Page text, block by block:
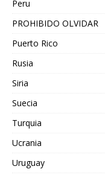
Peru
PROHIBIDO OLVIDAR
Puerto Rico
Rusia
Siria
Suecia
Turquia
Ucrania
Uruguay